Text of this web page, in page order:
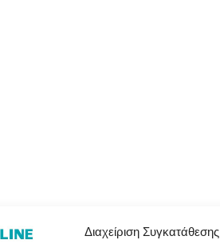
Διαχείριση Συγκατάθεσης